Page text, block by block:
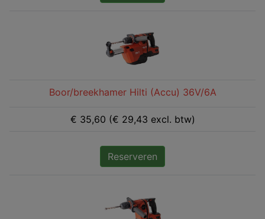
Boor/breekhamer Hilti (Accu) 36V/6A
€ 35,60 (€ 29,43 excl. btw)
Reserveren